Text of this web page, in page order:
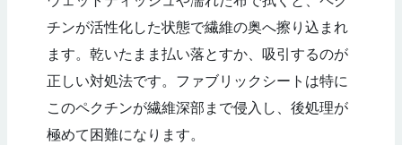
チンが活性化した状態で繊維の奥へ擦り込まれ
ます。乾いたまま払い落とすか、吸引するのが
正しい対処法です。ファブリックシートは特に
このペクチンが繊維深部まで侵入し、後処理が
極めて困難になります。